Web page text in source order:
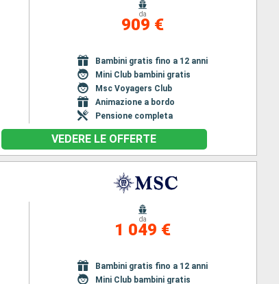
da
909 €
Bambini gratis fino a 12 anni
Mini Club bambini gratis
Msc Voyagers Club
Animazione a bordo
Pensione completa
VEDERE LE OFFERTE
da
1 049 €
Bambini gratis fino a 12 anni
Mini Club bambini gratis